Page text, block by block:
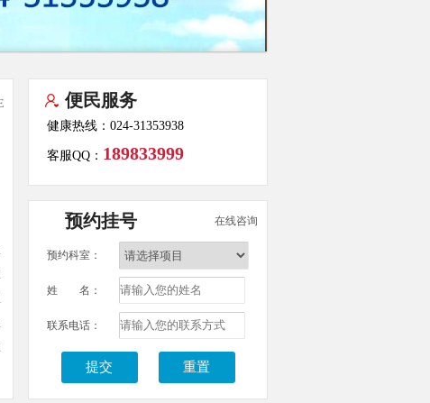
便民服务
健康热线：024-31353938
客服QQ： 189833999
预约挂号 在线咨询
预约科室：
姓 名：
联系电话：